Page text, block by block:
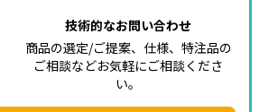
技術的なお問い合わせ
商品の選定/ご提案、仕様、特注品の
ご相談などお気軽にご相談くださ
い。